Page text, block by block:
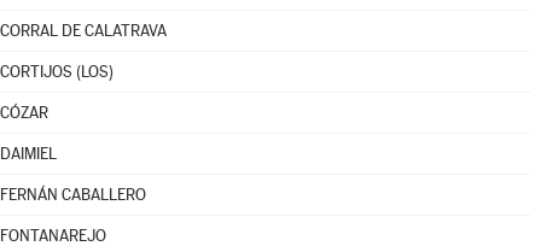
CORRAL DE CALATRAVA
CORTIJOS (LOS)
CÓZAR
DAIMIEL
FERNÁN CABALLERO
FONTANAREJO